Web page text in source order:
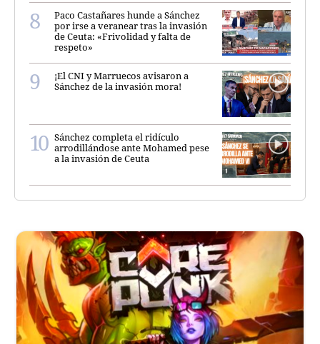
Paco Castañares hunde a Sánchez
por irse a veranear tras la invasión
de Ceuta: «Frivolidad y falta de
respeto»
¡El CNI y Marruecos avisaron a
Sánchez de la invasión mora!
Sánchez completa el ridículo
arrodillándose ante Mohamed pese
a la invasión de Ceuta